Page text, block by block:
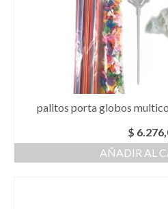
palitos porta globos
$
AÑADIR AL